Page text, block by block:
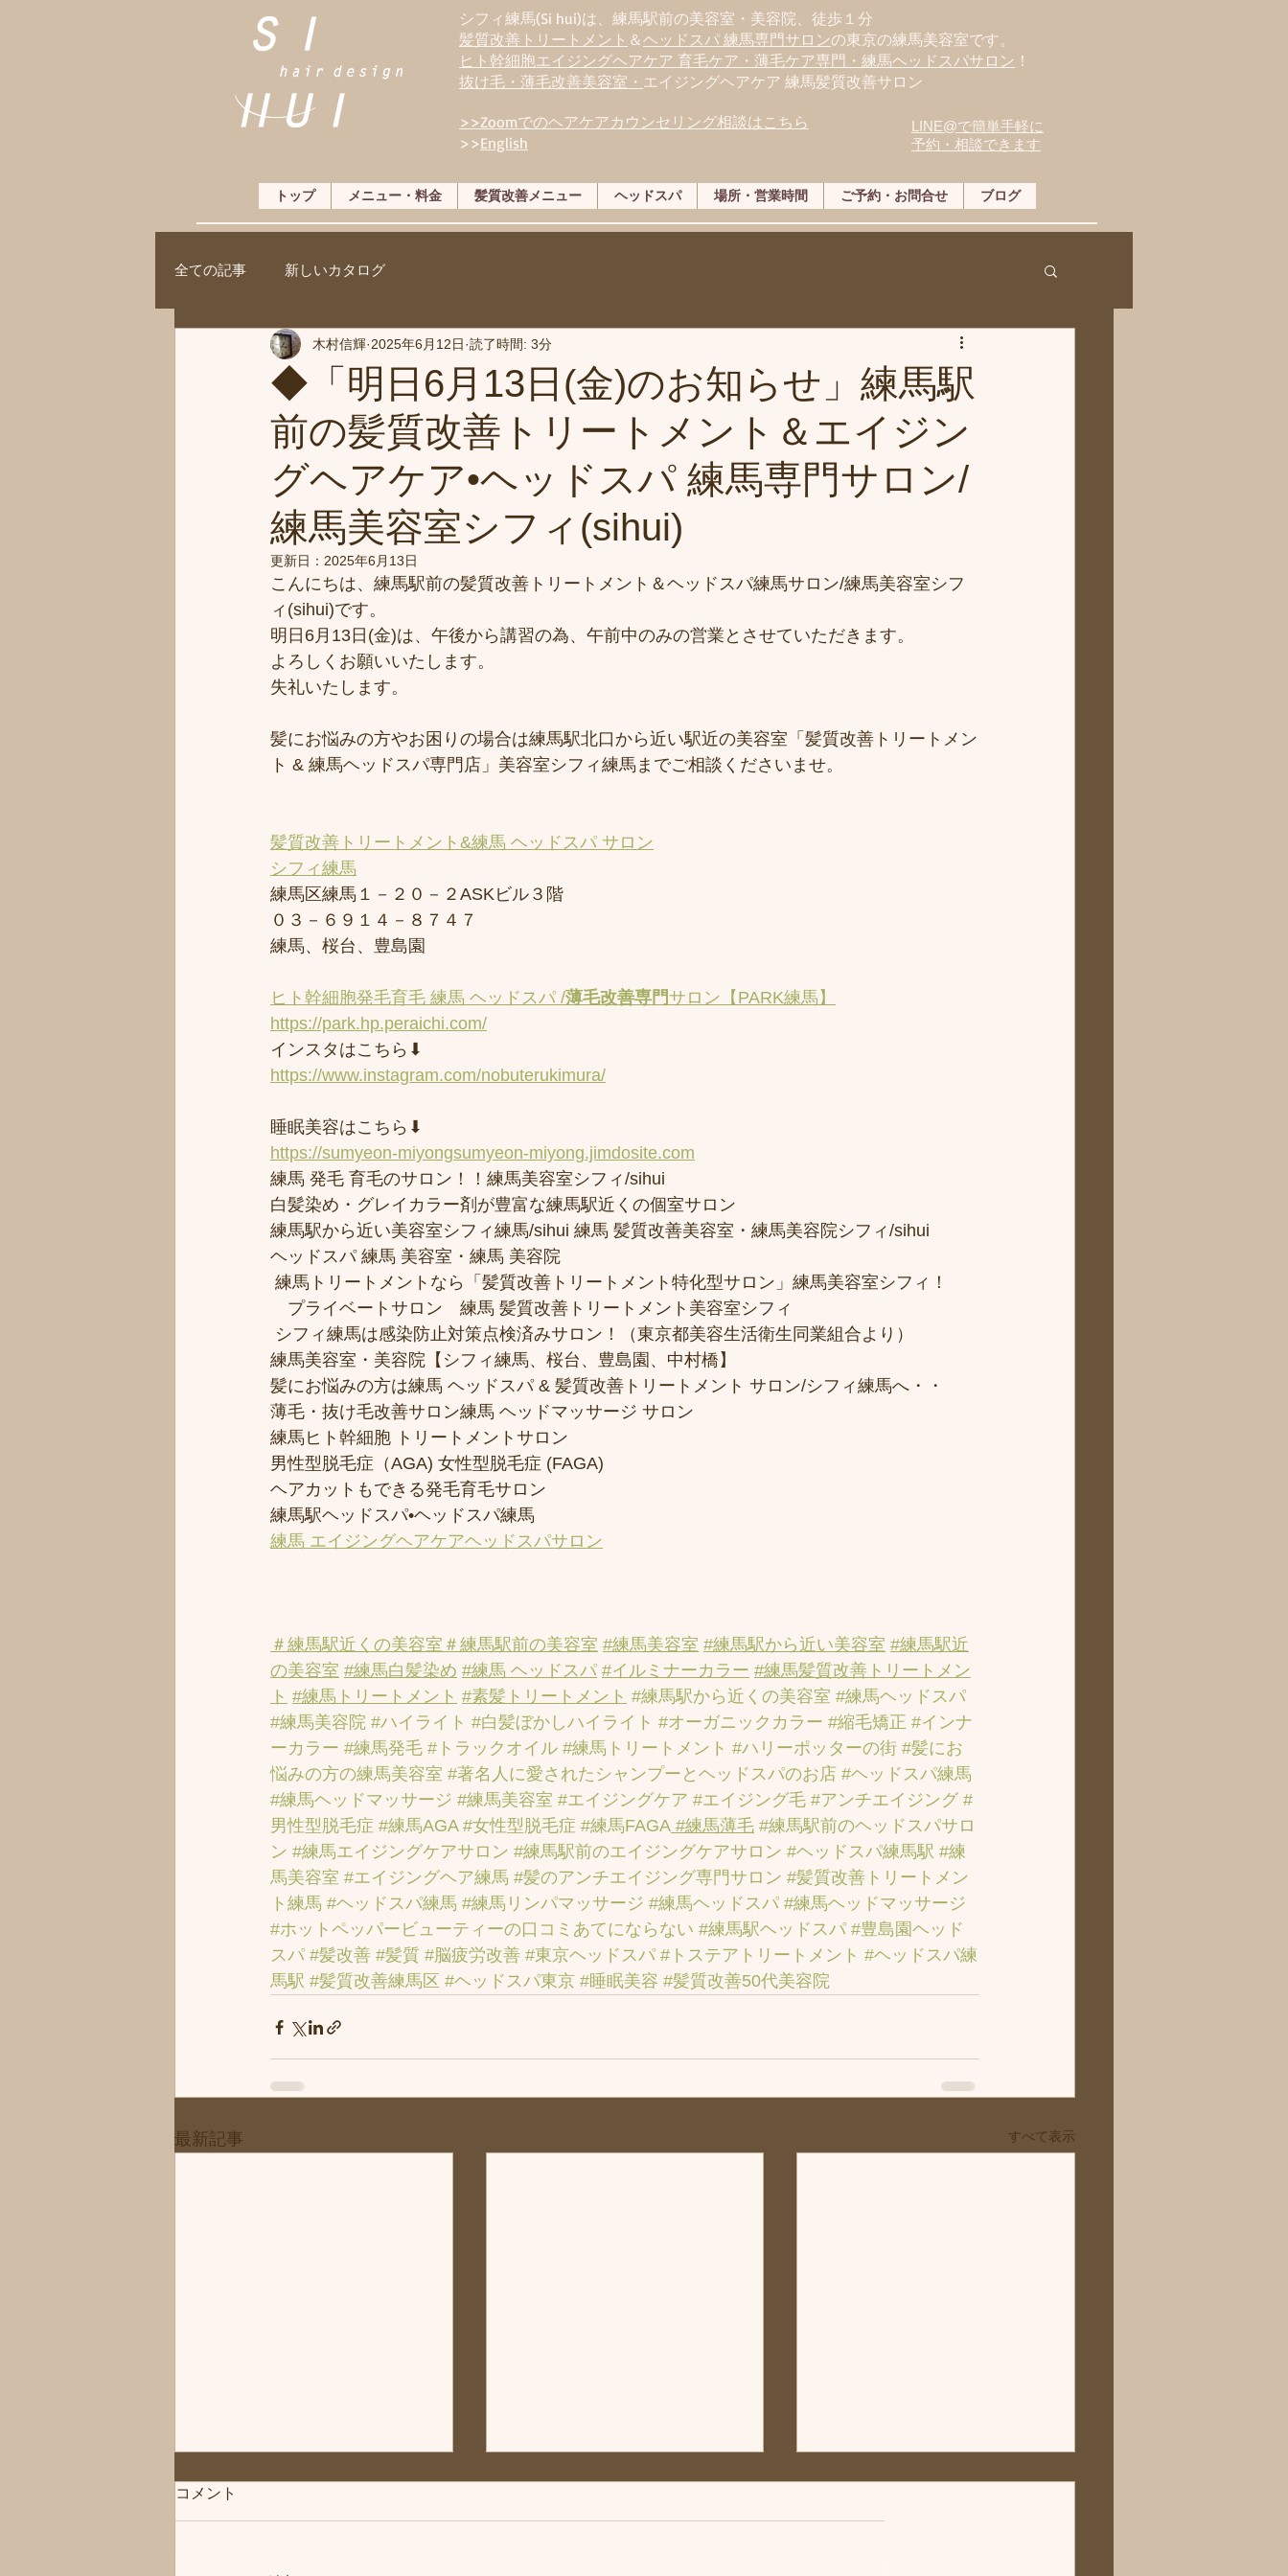
シフィ練馬(Si hui)は、 練馬駅前の美容室・美容院、徒歩１分
髪質改善トリートメント ＆ヘッドスパ 練馬専門サロンの東京の練馬美容室です。
ヒト幹細胞エイジングヘアケア 育毛ケア・薄毛ケア専門・練馬ヘッドスパサロン ！
抜け毛・薄毛改善美容室・ エイジングヘアケア 練馬髪質改善サロン
>>Zoomでのヘアケアカウンセリング相談はこちら
>>English
LINE@で簡単手軽に
予約・相談できます
トップ メニュー・料金 髪質改善メニュー ヘッドスパ 場所・営業時間 ご予約・お問合せ ブログ
全ての記事 新しいカタログ
◆「明日6月13日(金)のお知らせ」練馬駅
前の髪質改善トリートメント＆エイジン
グヘアケア•ヘッドスパ 練馬専門サロン/
練馬美容室シフィ(sihui)
木村信輝 2025年6月12日 読了時間: 3分
更新日： 2025年6月13日
こんにちは、練馬駅前の髪質改善トリートメント＆ヘッドスパ練馬サロン/練馬美容室シフ
ィ(sihui)です。
明日6月13日(金)は、午後から講習の為、午前中のみの営業とさせていただきます。
よろしくお願いいたします。
失礼いたします。
髪にお悩みの方やお困りの場合は練馬駅北口から近い駅近の美容室「髪質改善トリートメン
ト & 練馬ヘッドスパ専門店」美容室シフィ練馬までご相談くださいませ。
髪質改善トリートメント&練馬 ヘッドスパ サロン
シフィ練馬
練馬区練馬１－２０－２ASKビル３階
０３－６９１４－８７４７
練馬、桜台、豊島園
ヒト幹細胞発毛育毛 練馬 ヘッドスパ /薄毛改善専門 サロン【PARK練馬】
https://park.hp.peraichi.com/
インスタはこちら⬇︎
https://www.instagram.com/nobuterukimura/
睡眠美容はこちら⬇︎
https://sumyeon-miyongsumyeon-miyong.jimdosite.com
練馬 発毛 育毛のサロン！！練馬美容室シフィ/sihui
白髪染め・グレイカラー剤が豊富な練馬駅近くの個室サロン
練馬駅から近い美容室シフィ練馬/sihui 練馬 髪質改善美容室・練馬美容院シフィ/sihui
ヘッドスパ 練馬 美容室・練馬 美容院
練馬トリートメントなら「髪質改善トリートメント特化型サロン」練馬美容室シフィ！
プライベートサロン　練馬 髪質改善トリートメント美容室シフィ
シフィ練馬は感染防止対策点検済みサロン！（東京都美容生活衛生同業組合より）
練馬美容室・美容院【シフィ練馬、桜台、豊島園、中村橋】
髪にお悩みの方は練馬 ヘッドスパ & 髪質改善トリートメント サロン/シフィ練馬へ・・
薄毛・抜け毛改善サロン練馬 ヘッドマッサージ サロン
練馬ヒト幹細胞 トリートメントサロン
男性型脱毛症（AGA) 女性型脱毛症 (FAGA)
ヘアカットもできる発毛育毛サロン
練馬駅ヘッドスパ•ヘッドスパ練馬
練馬 エイジングヘアケアヘッドスパサロン
＃練馬駅近くの美容室 ＃練馬駅前の美容室 #練馬美容室 #練馬駅から近い美容室 #練馬駅近
の美容室 #練馬白髪染め #練馬 ヘッドスパ #イルミナーカラー #練馬髪質改善トリートメン
ト #練馬トリートメント #素髪トリートメント #練馬駅から近くの美容室 #練馬ヘッドスパ
#練馬美容院 #ハイライト #白髪ぼかしハイライト #オーガニックカラー #縮毛矯正 #インナ
ーカラー #練馬発毛 #トラックオイル #練馬トリートメント #ハリーポッターの街 #髪にお
悩みの方の練馬美容室 #著名人に愛されたシャンプーとヘッドスパのお店 #ヘッドスパ練馬
#練馬ヘッドマッサージ #練馬美容室 #エイジングケア #エイジング毛 #アンチエイジング #
男性型脱毛症 #練馬AGA #女性型脱毛症 #練馬FAGA #練馬薄毛 #練馬駅前のヘッドスパサロ
ン #練馬エイジングケアサロン #練馬駅前のエイジングケアサロン #ヘッドスパ練馬駅 #練
馬美容室 #エイジングヘア練馬 #髪のアンチエイジング専門サロン #髪質改善トリートメン
ト練馬 #ヘッドスパ練馬 #練馬リンパマッサージ #練馬ヘッドスパ #練馬ヘッドマッサージ
#ホットペッパービューティーの口コミあてにならない #練馬駅ヘッドスパ #豊島園ヘッド
スパ #髪改善 #髪質 #脳疲労改善 #東京ヘッドスパ #トステアトリートメント #ヘッドスパ練
馬駅 #髪質改善練馬区 #ヘッドスパ東京 #睡眠美容 #髪質改善50代美容院
最新記事 すべて表示
◆「お知らせ」練馬髪質改善
トメント＆ヘッドスパ練馬専門サ
コメント